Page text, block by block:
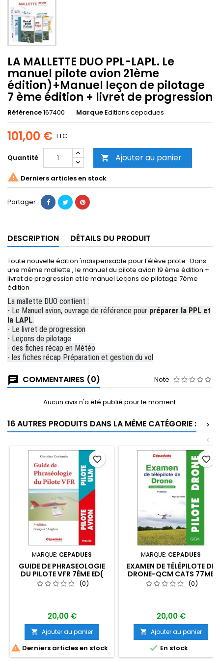
LA MALLETTE DUO PPL-LAPL. Le
manuel pilote avion 21ème
édition)+Manuel leçon de pilotage
7 ème édition + livret de progression
Référence167400 MarqueEditions cepadues
101,00 € TTC
Quantité  Ajouter au panier
 Derniers articles en stock
Partager
DESCRIPTION DÉTAILS DU PRODUIT
Toute nouvelle édition 'indispensable pour l'élève pilote . Dans
une même mallette , le manuel du pilote avion 19 ème édition +
livret de progression et le manuel Leçons de pilotage 7ème
édition
La mallette DUO contient :
- Le Manuel avion, ouvrage de référence pour préparer la PPL et
la LAPL.
- Le livret de progression
- Leçons de pilotage
- des fiches récap en Météo
- les fiches récap Préparation et gestion du vol
COMMENTAIRES (0) Note
Aucun avis n'a été publié pour le moment.
16 AUTRES PRODUITS DANS LA MÊME CATÉGORIE :
>
<
MARQUE: CEPADUES
GUIDE DE PHRASEOLOGIE
DU PILOTE VFR 7ÈME ED(
FRANÇAIS-ANGLAIS)
(0)
20,00 €
 Ajouter au panier
 Derniers articles en stock
favorite_border
MARQUE: CEPADUES
EXAMEN DE TÉLÉPILOTE DE
DRONE-QCM CATS 77ME
ED
(0)
20,00 €
 Ajouter au panier
 En stock
favorite_border